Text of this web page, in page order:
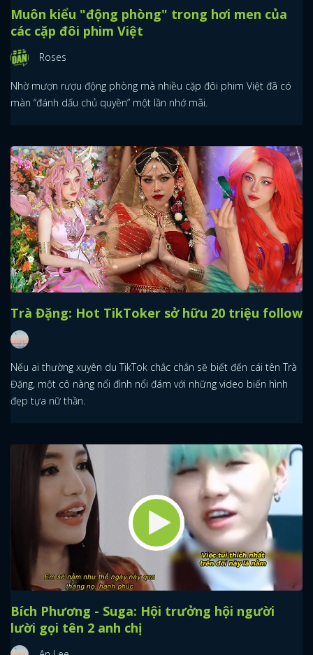
Muôn kiểu "động phòng" trong hơi men của
các cặp đôi phim Việt
Roses
Nhờ mượn rượu động phòng mà nhiều cặp đôi phim Việt đã có
màn “đánh dấu chủ quyền” một lần nhớ mãi.
Trà Đặng: Hot TikToker sở hữu 20 triệu follow
Nếu ai thường xuyên du TikTok chắc chắn sẽ biết đến cái tên Trà
Đặng, một cô nàng nổi đình nổi đám với những video biến hình
đẹp tựa nữ thần.
Bích Phương - Suga: Hội trưởng hội người
lười gọi tên 2 anh chị